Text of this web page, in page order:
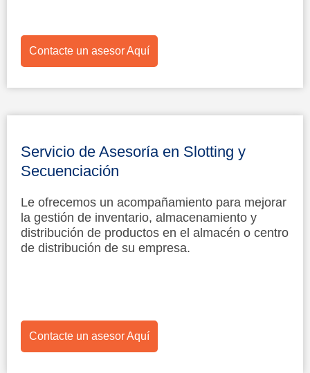
Contacte un asesor Aquí
Servicio de Asesoría en Slotting y
Secuenciación
Le ofrecemos un acompañamiento para mejorar
la gestión de inventario, almacenamiento y
distribución de productos en el almacén o centro
de distribución de su empresa.
Contacte un asesor Aquí